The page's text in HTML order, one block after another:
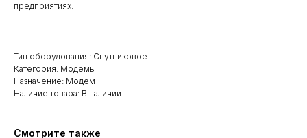
предприятиях.
Тип оборудования: Спутниковое
Категория: Модемы
Назначение: Модем
Наличие товара: В наличии
Смотрите также